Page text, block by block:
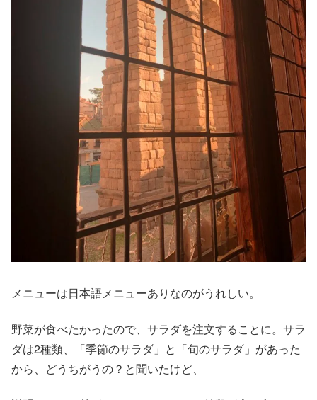
メニューは日本語メニューありなのがうれしい。
野菜が食べたかったので、サラダを注文することに。サラ
ダは2種類、「季節のサラダ」と「旬のサラダ」があった
から、どうちがうの？と聞いたけど、